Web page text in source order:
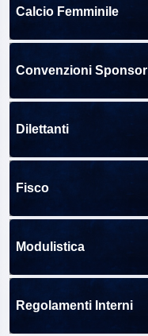
Calcio Femminile
Convenzioni Sponsor
Dilettanti
Fisco
Modulistica
Regolamenti Interni